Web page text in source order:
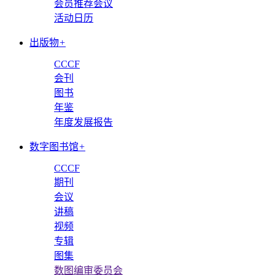
会员推荐会议
活动日历
出版物+
CCCF
会刊
图书
年鉴
年度发展报告
数字图书馆+
CCCF
期刊
会议
讲稿
视频
专辑
图集
数图编审委员会